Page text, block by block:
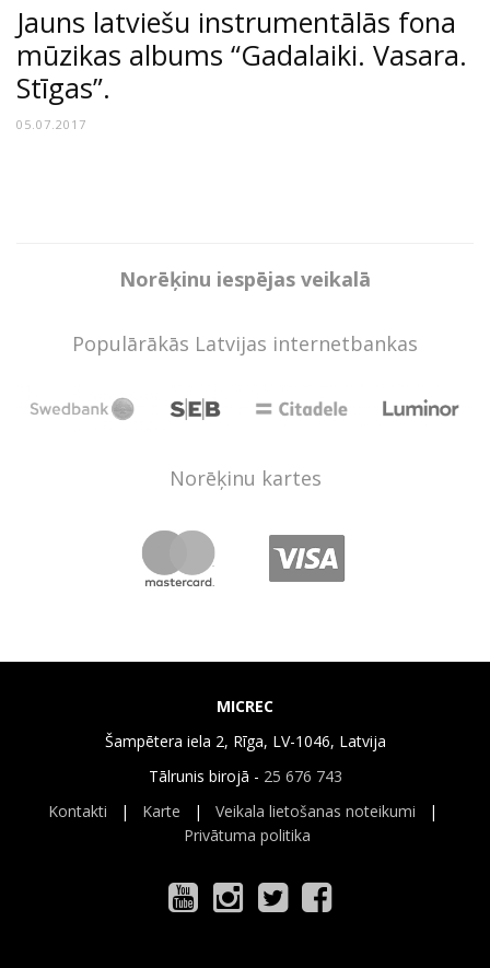
Jauns latviešu instrumentālās fona
mūzikas albums “Gadalaiki. Vasara.
Stīgas”.
05.07.2017
Norēķinu iespējas veikalā
Populārākās Latvijas internetbankas
Norēķinu kartes
MICREC
Šampētera iela 2, Rīga, LV-1046, Latvija
Tālrunis birojā - 25 676 743
Kontakti | Karte | Veikala lietošanas noteikumi |
Privātuma politika